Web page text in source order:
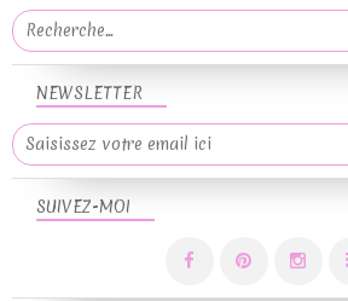
NEWSLETTER
SUIVEZ-MOI